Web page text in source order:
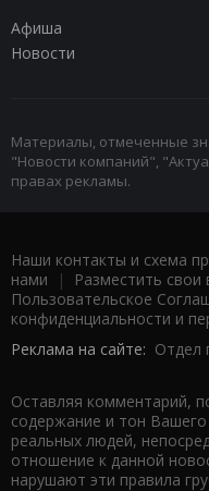
Афиша
Новости
Материалы, отмеченные
"Новости компаний",
правах рекламы.
Наши контакты и схема
нами | Разместить
Пользовательское
конфиденциальности и
Реклама на сайте: Отдел
Оставляя комментарий,
содержание и тон
реальных людей,
отношение к данной
нарушают эти правила